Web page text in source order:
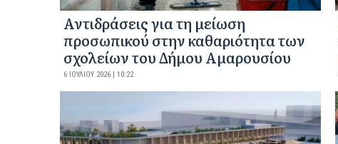
Αντιδράσεις για τη μείωση
προσωπικού στην καθαριότητα των
σχολείων του Δήμου Αμαρουσίου
6 ΙΟΥΛΊΟΥ 2026 | 10:22